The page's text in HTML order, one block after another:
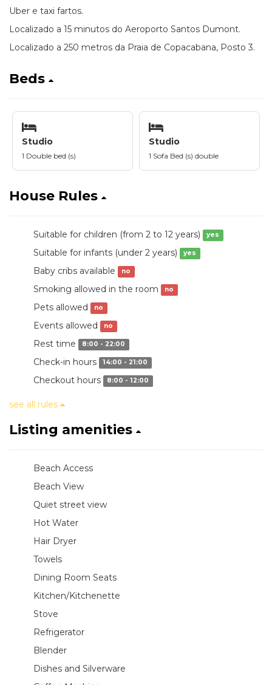
Uber e taxi fartos.
Localizado a 15 minutos do Aeroporto Santos Dumont.
Localizado a 250 metros da Praia de Copacabana, Posto 3.
Beds
Studio
1 Double bed (s)
Studio
1 Sofa Bed (s) double
House Rules
Suitable for children (from 2 to 12 years) yes
Suitable for infants (under 2 years) yes
Baby cribs available no
Smoking allowed in the room no
Pets allowed no
Events allowed no
Rest time 8:00 - 22:00
Check-in hours 14:00 - 21:00
Checkout hours 8:00 - 12:00
see all rules
Listing amenities
Beach Access
Beach View
Quiet street view
Hot Water
Hair Dryer
Towels
Dining Room Seats
Kitchen/Kitchenette
Stove
Refrigerator
Blender
Dishes and Silverware